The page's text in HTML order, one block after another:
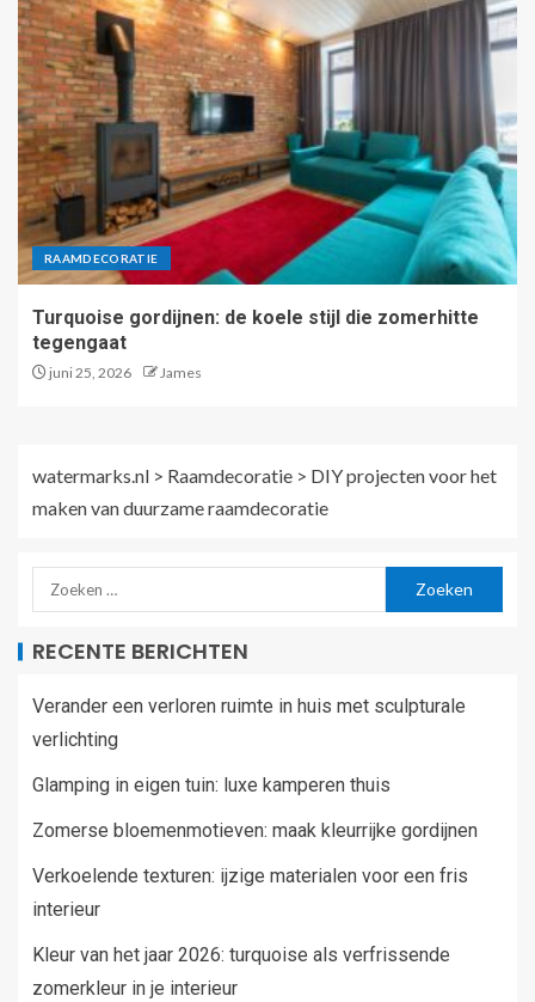
RAAMDECORATIE
Turquoise gordijnen: de koele stijl die zomerhitte
tegengaat
juni 25, 2026 James
watermarks.nl > Raamdecoratie > DIY projecten voor het
maken van duurzame raamdecoratie
RECENTE BERICHTEN
Verander een verloren ruimte in huis met sculpturale
verlichting
Glamping in eigen tuin: luxe kamperen thuis
Zomerse bloemenmotieven: maak kleurrijke gordijnen
Verkoelende texturen: ijzige materialen voor een fris
interieur
Kleur van het jaar 2026: turquoise als verfrissende
zomerkleur in je interieur